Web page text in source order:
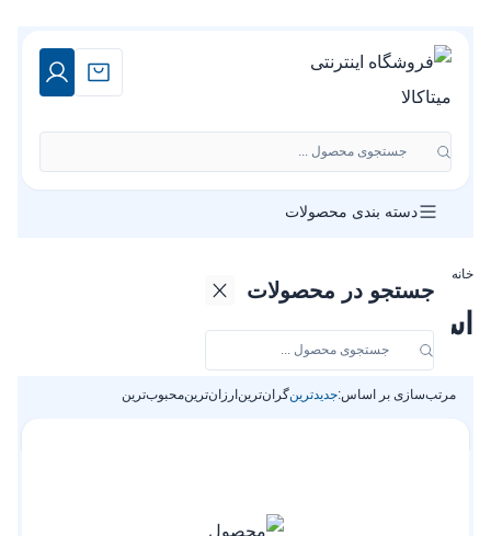
جستجوی محصول ...
جستجو در محصولات
دسته بندی محصولات
خانه
استراکچر وال هنگ
مرتب‌سازی بر اساس:جدیدترینگران‌ترین ارزان‌ترینمحبوب‌ترین